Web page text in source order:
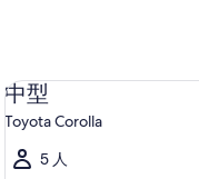
中型
Toyota Corolla
5 人
中型 Toyota Corolla